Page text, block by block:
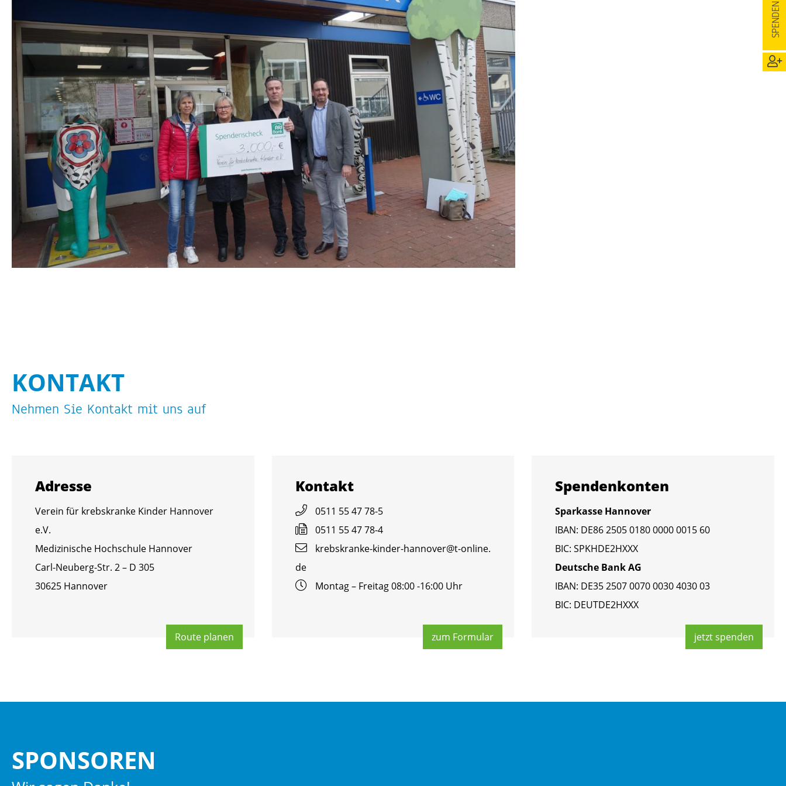
STA­TI­ON 64
BRÜ­CKEN­TEAM
VER­AN­STAL­TUN­GEN
MUT­PER­LEN
WALD­PI­RA­TEN
TRAU­ER­GRUP­PE
KON­TAKT
Neh­men Sie Kon­takt mit uns auf
Adres­se
Ver­ein für krebs­kran­ke Kin­der Han­no­ver
e.V.
Me­di­zi­ni­sche Hoch­schu­le Han­no­ver
Carl-Neu­berg-Str. 2 – D 305
30625 Han­no­ver
Route pla­nen
Kon­takt
0511 55 47 78-5
0511 55 47 78-4
krebs­kran­ke-kin­der-han­no­ver@​t-​online.​
de
Mon­tag – Frei­tag 08:00 -16:00 Uhr
zum For­mu­lar
Spen­den­kon­ten
Spar­kas­se Han­no­ver
IBAN: DE86 2505 0180 0000 0015 60
BIC: SPKHDE2HXXX
Deut­sche Bank AG
IBAN: DE35 2507 0070 0030 4030 03
BIC: DEUT­DE2HXXX
jetzt spen­den
SPON­SO­REN